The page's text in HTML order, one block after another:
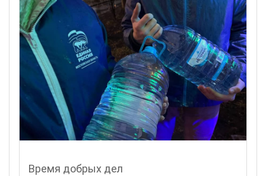
Время добрых дел